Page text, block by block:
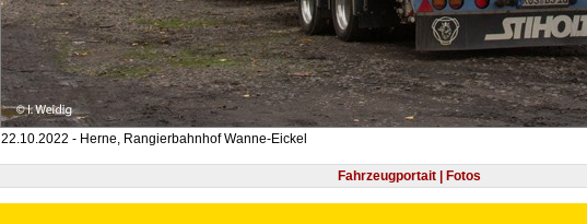
22.10.2022 - Herne, Rangierbahnhof Wanne-Eickel
Fahrzeugportait | Fotos